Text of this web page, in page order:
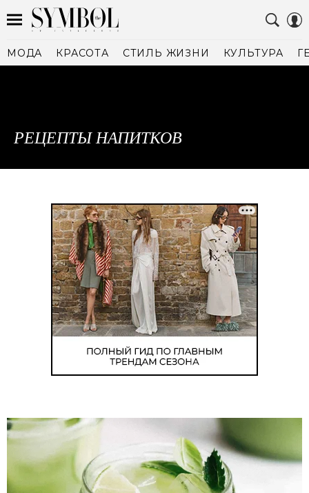
МОДА КРАСОТА СТИЛЬ ЖИЗНИ КУЛЬТУРА
РЕЦЕПТЫ НАПИТКОВ